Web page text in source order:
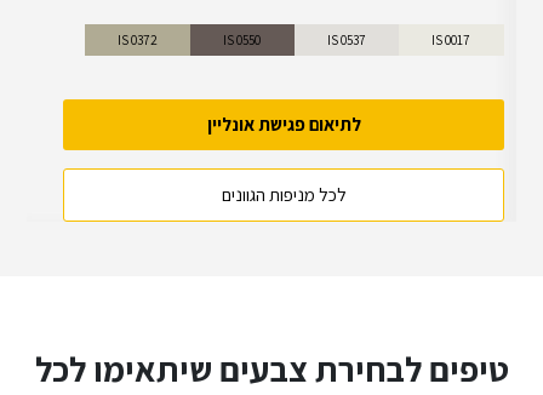
IS 0017
IS 0537
IS 0550
IS 0372
לתיאום פגישת אונליין
לכל מניפות הגוונים
טיפים לבחירת צבעים שיתאימו לכל